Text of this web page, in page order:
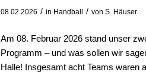
08.02.2026 / in Handball / vonS. Häuser
Am 08. Februar 2026 stand unser
Programm – und was sollen wir
Halle! Insgesamt acht Teams waren